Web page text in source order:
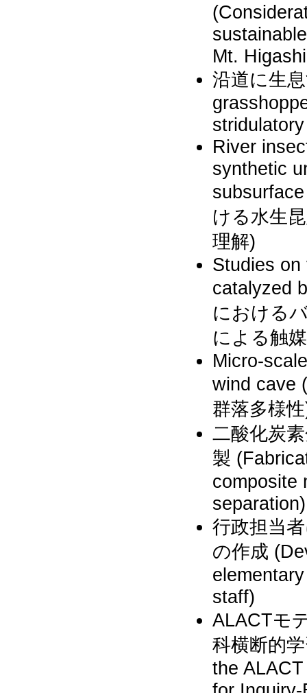
Mt.
沿道に生
River
synthetic
ける水生
理解)
Studies on
catalyzed
における
による触
Micro-
wind cave
群落多様
二酸化炭
製
composite
separation)
行政担当
の作成
staff)
ALACTモ
科横断的
the